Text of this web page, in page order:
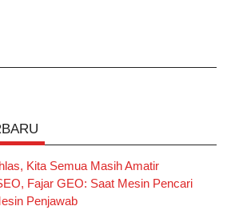
Kita Semua Masih Amatir
Fajar GEO: Saat Mesin Pencari
Penjawab